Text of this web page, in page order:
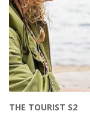
THE TOURIST S2